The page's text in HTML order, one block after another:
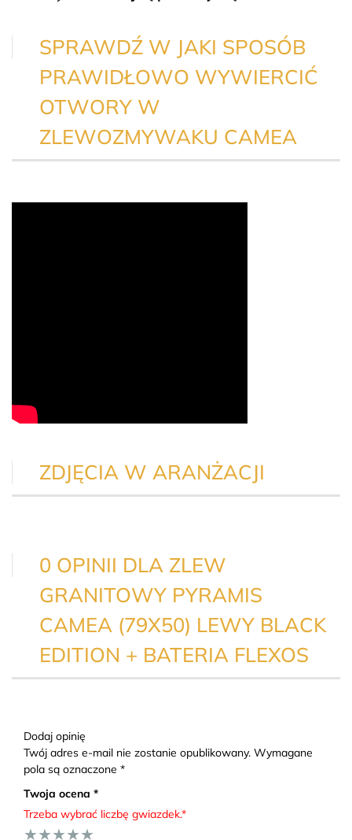
SPRAWDŹ W JAKI SPOSÓB
PRAWIDŁOWO WYWIERCIĆ
OTWORY W
ZLEWOZMYWAKU CAMEA
ZDJĘCIA W ARANŻACJI
0 OPINII DLA ZLEW
GRANITOWY PYRAMIS
CAMEA (79X50) LEWY BLACK
EDITION + BATERIA FLEXOS
Dodaj opinię
Twój adres e-mail nie zostanie opublikowany. Wymagane
pola są oznaczone *
Twoja ocena *
Trzeba wybrać liczbę gwiazdek.*
★
★
★
★
★